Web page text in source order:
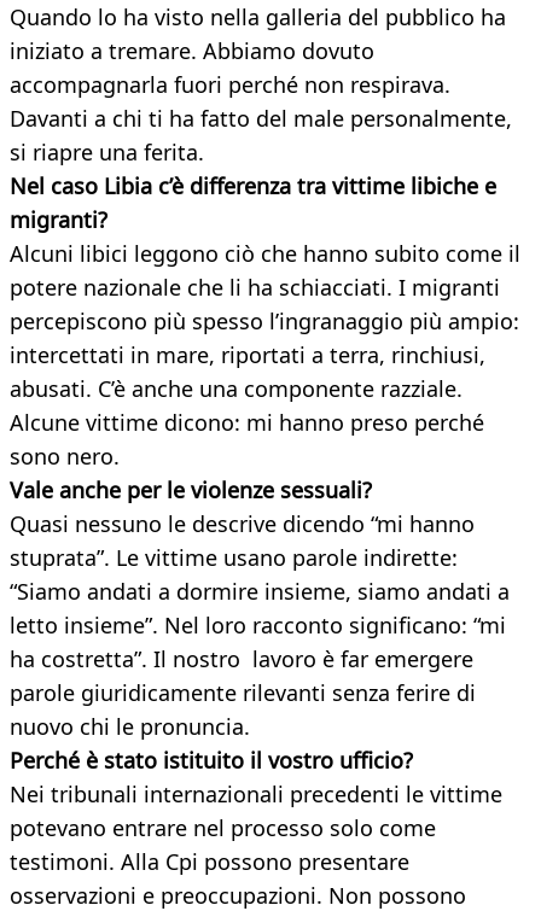
Quando lo ha visto nella galleria del pubblico ha
iniziato a tremare. Abbiamo dovuto
accompagnarla fuori perché non respirava.
Davanti a chi ti ha fatto del male personalmente,
si riapre una ferita.
Nel caso Libia c’è differenza tra vittime libiche e
migranti?
Alcuni libici leggono ciò che hanno subito come il
potere nazionale che li ha schiacciati. I migranti
percepiscono più spesso l’ingranaggio più ampio:
intercettati in mare, riportati a terra, rinchiusi,
abusati. C’è anche una componente razziale.
Alcune vittime dicono: mi hanno preso perché
sono nero.
Vale anche per le violenze sessuali?
Quasi nessuno le descrive dicendo “mi hanno
stuprata”. Le vittime usano parole indirette:
“Siamo andati a dormire insieme, siamo andati a
letto insieme”. Nel loro racconto significano: “mi
ha costretta”. Il nostro lavoro è far emergere
parole giuridicamente rilevanti senza ferire di
nuovo chi le pronuncia.
Perché è stato istituito il vostro ufficio?
Nei tribunali internazionali precedenti le vittime
potevano entrare nel processo solo come
testimoni. Alla Cpi possono presentare
osservazioni e preoccupazioni. Non possono